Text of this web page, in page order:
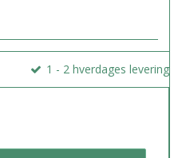
1 - 2 hverdages levering